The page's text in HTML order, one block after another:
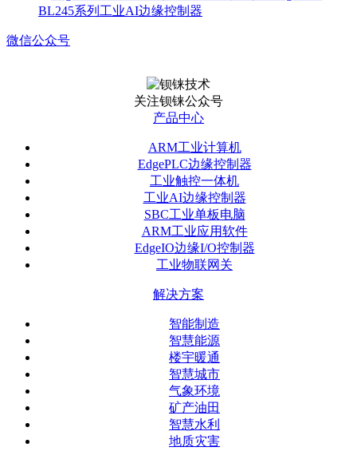
BL245系列工业AI边缘控制器
微信公众号
关注钡铼公众号
产品中心
ARM工业计算机
EdgePLC边缘控制器
工业触控一体机
工业AI边缘控制器
SBC工业单板电脑
ARM工业应用软件
EdgeIO边缘I/O控制器
工业物联网关
解决方案
智能制造
智慧能源
楼宇暖通
智慧城市
气象环境
矿产油田
智慧水利
地质灾害